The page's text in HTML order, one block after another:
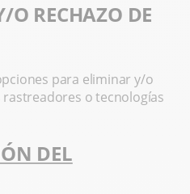
RECHAZO DE
para eliminar y/o
o tecnologías
DEL